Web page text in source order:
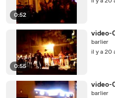
0:52
0:55
video-
barlier
il y a 20
video-
barlier